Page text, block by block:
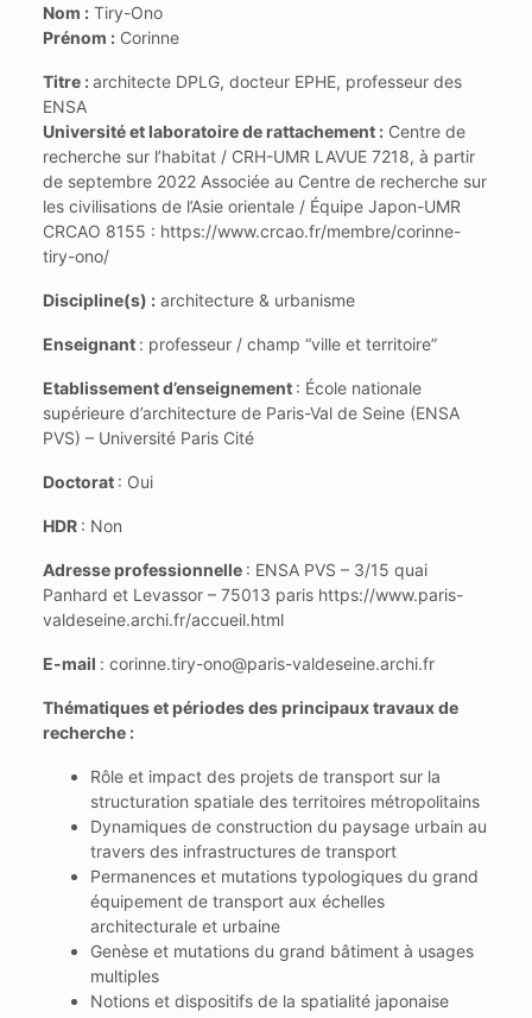
Nom :Tiry-Ono
Prénom :Corinne
Titre :architecte DPLG, docteur EPHE, professeur des
ENSA
Université et laboratoire de rattachement :Centre de
recherche sur l’habitat / CRH-UMR LAVUE 7218, à partir
de septembre 2022 Associée au Centre de recherche sur
les civilisations de l’Asie orientale / Équipe Japon-UMR
CRCAO 8155 : https://www.crcao.fr/membre/corinne-
tiry-ono/
Discipline(s) :architecture & urbanisme
Enseignant : professeur / champ “ville et territoire”
Etablissement d’enseignement : École nationale
supérieure d’architecture de Paris-Val de Seine (ENSA
PVS) – Université Paris Cité
Doctorat : Oui
HDR : Non
Adresse professionnelle : ENSA PVS – 3/15 quai
Panhard et Levassor – 75013 paris https://www.paris-
valdeseine.archi.fr/accueil.html
E-mail : corinne.tiry-ono@paris-valdeseine.archi.fr
Thématiques et périodes des principaux travaux de
recherche :
Rôle et impact des projets de transport sur la
structuration spatiale des territoires métropolitains
Dynamiques de construction du paysage urbain au
travers des infrastructures de transport
Permanences et mutations typologiques du grand
équipement de transport aux échelles
architecturale et urbaine
Genèse et mutations du grand bâtiment à usages
multiples
Notions et dispositifs de la spatialité japonaise